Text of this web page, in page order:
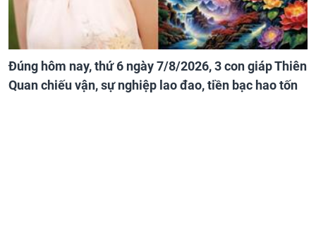
Đúng hôm nay, thứ 6 ngày 7/8/2026, 3 con giáp Thiên
Quan chiếu vận, sự nghiệp lao đao, tiền bạc hao tốn